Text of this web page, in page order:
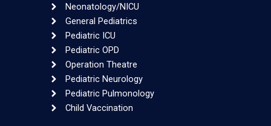
Neonatology/NICU
General Pediatrics
Pediatric ICU
Pediatric OPD
Operation Theatre
Pediatric Neurology
Pediatric Pulmonology
Child Vaccination